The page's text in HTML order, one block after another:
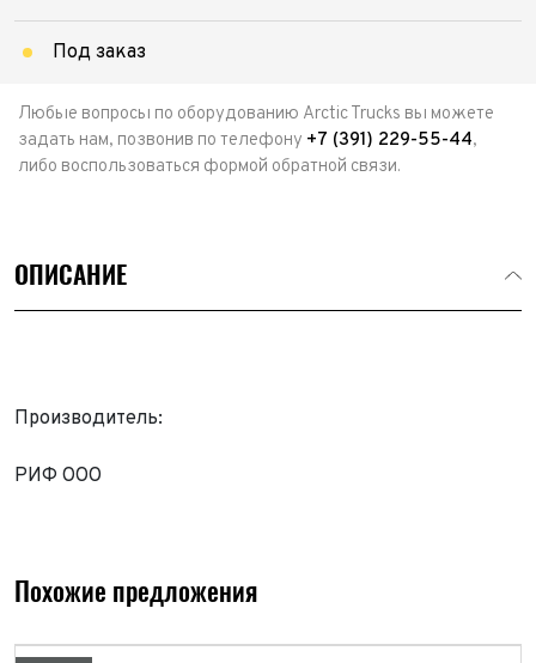
Под заказ
Любые вопросы по оборудованию Arctic Trucks вы можете
задать нам, позвонив по телефону +7 (391) 229-55-44,
либо воспользоваться формой обратной связи.
ОПИСАНИЕ
Производитель:
РИФ ООО
Похожие предложения
ФИО*
Телефон*
Заявка на оценку
ФИО*